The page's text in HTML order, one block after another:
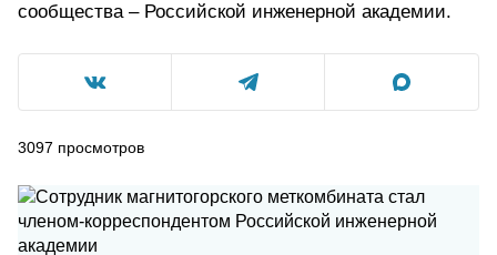
сообщества – Российской инженерной академии.
3097 просмотров